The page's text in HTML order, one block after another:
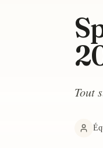
Tout